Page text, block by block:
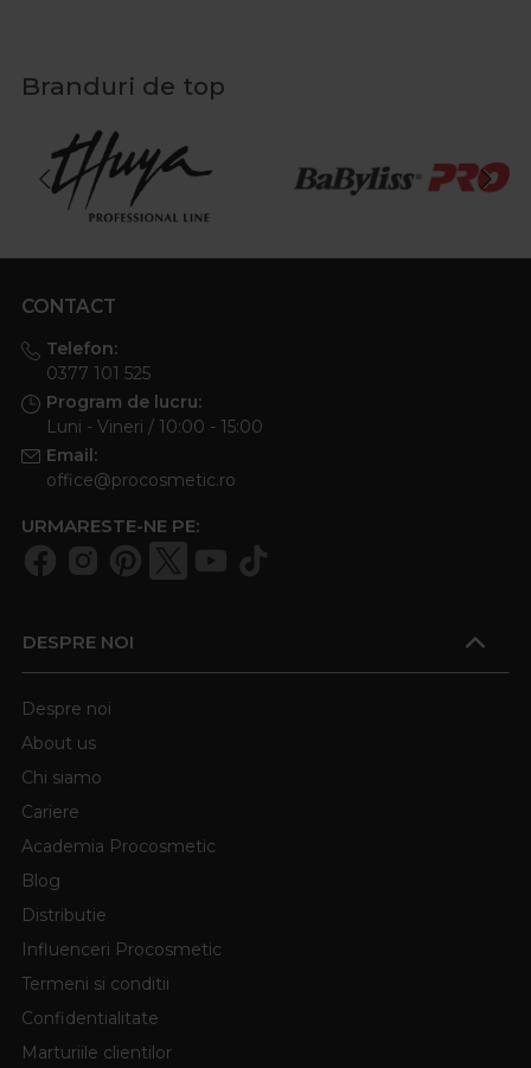
Branduri de top
CONTACT
Telefon:
0377 101 525
Program de lucru:
Luni - Vineri / 10:00 - 15:00
Email:
office@procosmetic.ro
URMARESTE-NE PE:
DESPRE NOI
Despre noi
About us
Chi siamo
Cariere
Academia Procosmetic
Blog
Distributie
Influenceri Procosmetic
Termeni si conditii
Confidentialitate
Marturiile clientilor